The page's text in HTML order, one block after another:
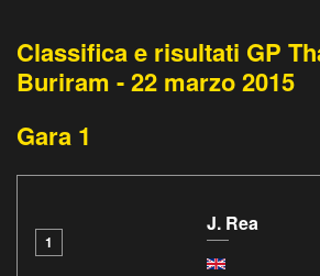
Classifica e risultati GP
Buriram - 22 marzo 2015
Gara 1
1
J. Rea